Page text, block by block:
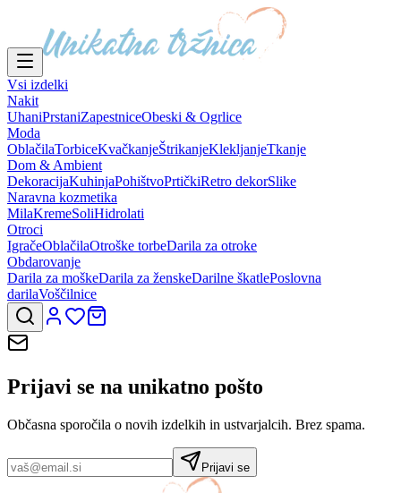
Vsi izdelki
Nakit
UhaniPrstaniZapestniceObeski & Ogrlice
Moda
OblačilaTorbiceKvačkanjeŠtrikanjeKlekljanjeTkanje
Dom & Ambient
DekoracijaKuhinjaPohištvoPrtičkiRetro dekorSlike
Naravna kozmetika
MilaKremeSoliHidrolati
Otroci
IgračeOblačilaOtroške torbeDarila za otroke
Obdarovanje
Darila za moškeDarila za ženskeDarilne škatlePoslovna
darilaVoščilnice
Prijavi se na unikatno pošto
Občasna sporočila o novih izdelkih in ustvarjalcih. Brez spama.
Prijavi se